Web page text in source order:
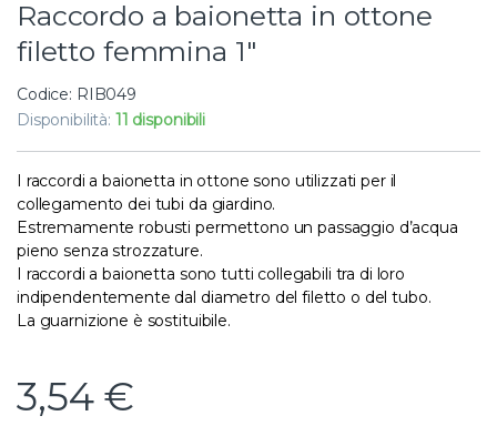
Raccordo a baionetta in ottone
filetto femmina 1″
Codice: RIB049
Disponibilità: 11 disponibili
I raccordi a baionetta in ottone sono utilizzati per il
collegamento dei tubi da giardino.
Estremamente robusti permettono un passaggio d’acqua
pieno senza strozzature.
I raccordi a baionetta sono tutti collegabili tra di loro
indipendentemente dal diametro del filetto o del tubo.
La guarnizione è sostituibile.
3,54 €